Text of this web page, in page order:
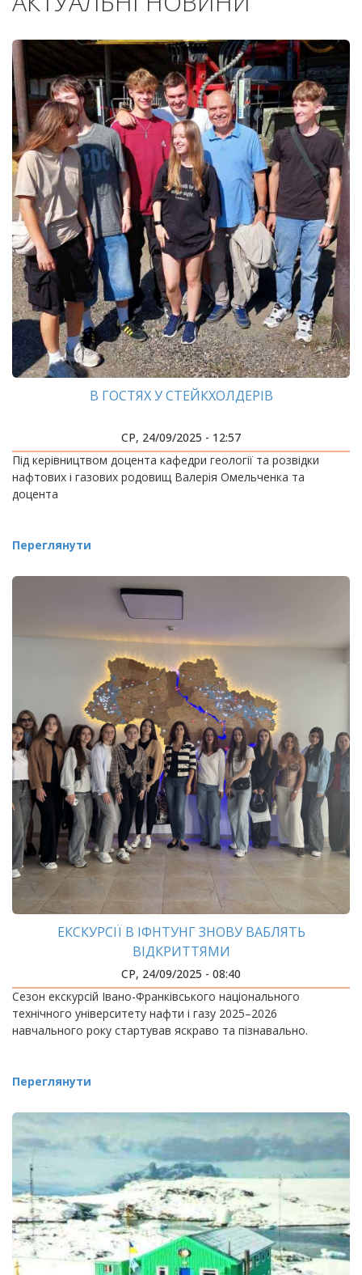
В ГОСТЯХ У СТЕЙКХОЛДЕРІВ
СР, 24/09/2025 - 12:57
Під керівництвом доцента кафедри геології та розвідки
нафтових і газових родовищ Валерія Омельченка та
доцента
Переглянути
ЕКСКУРСІЇ В ІФНТУНГ ЗНОВУ ВАБЛЯТЬ
ВІДКРИТТЯМИ
СР, 24/09/2025 - 08:40
Сезон екскурсій Івано-Франківського національного
технічного університету нафти і газу 2025–2026
навчального року стартував яскраво та пізнавально.
Переглянути